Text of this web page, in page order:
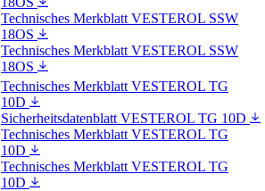
Technisches Merkblatt VESTEROL SSW
18OS
Technisches Merkblatt VESTEROL SSW
18OS
Technisches Merkblatt VESTEROL TG
10D
Sicherheitsdatenblatt VESTEROL TG 10D
Technisches Merkblatt VESTEROL TG
10D
Technisches Merkblatt VESTEROL TG
10D